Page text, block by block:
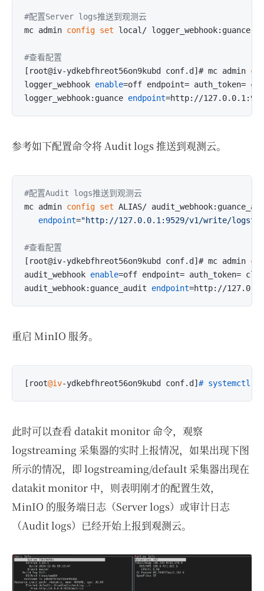
#配置Server logs推送到观测云
mc admin config set local/ logger_webhook:guance
#查看配置
[root@iv-ydkebfhreot56on9kubd conf.d]# mc admin
logger_webhook enable=off endpoint= auth_token=
logger_webhook:guance endpoint=http://
参考如下配置命令将 Audit logs 推送到观测云。
#配置Audit logs推送到观测云
mc admin config set ALIAS/
endpoint="http://127.0.0.1:9529/v1/write/
#查看配置
[root@iv-ydkebfhreot56on9kubd conf.d]# mc admin
audit_webhook enable=off endpoint= auth_token=
audit_webhook:guance_audit endpoint=http://
重启 MinIO 服务。
[root@iv-ydkebfhreot56on9kubd conf.d]# systemctl
此时可以查看 datakit monitor 命令，观察
logstreaming 采集器的实时上报情况，如果出现下图
所示的情况，即 logstreaming/default 采集器出现在
datakit monitor 中，则表明刚才的配置生效，
MinIO 的服务端日志（Server logs）或审计日志
（Audit logs）已经开始上报到观测云。